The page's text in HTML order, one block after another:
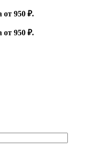
от 950 ₽.
от 950 ₽.